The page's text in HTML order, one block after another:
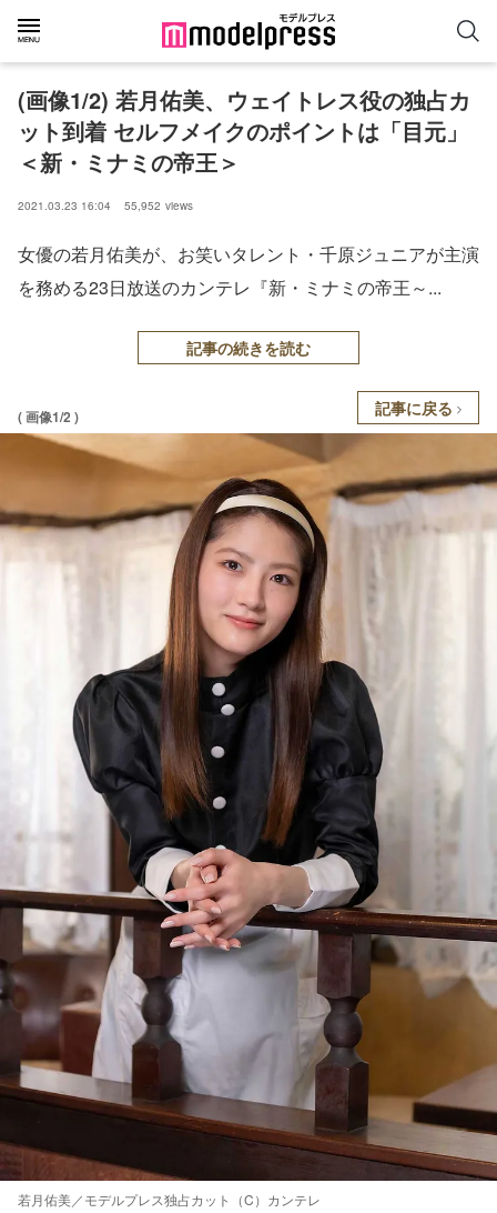
(画像1/2) 若月佑美、ウェイトレス役の独占カ
ット到着 セルフメイクのポイントは「目元」
＜新・ミナミの帝王＞
2021.03.23 16:04 55,952 views
女優の若月佑美が、お笑いタレント・千原ジュニアが主演
を務める23日放送のカンテレ『新・ミナミの帝王～...
記事の続きを読む
( 画像1/2 ) 記事に戻る
若月佑美／モデルプレス独占カット（C）カンテレ